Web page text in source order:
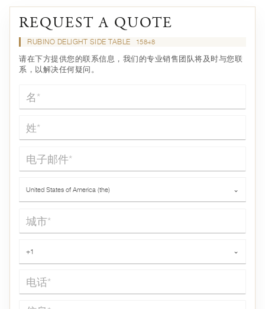
REQUEST A QUOTE
RUBINO DELIGHT SIDE TABLE 15848
请在下方提供您的联系信息，我们的专业销售团队将及时与您联
系，以解决任何疑问。
名*
姓*
电子邮件*
United States of America (the) ⌄
城市*
+1 ⌄
信息*